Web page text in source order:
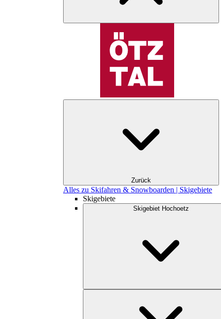
Zurück
Alles zu Skifahren & Snowboarden | Skigebiete
Skigebiete
Skigebiet Hochoetz